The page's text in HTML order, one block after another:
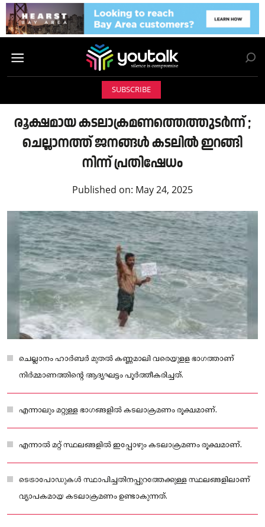
SUBSCRIBE
രൂക്ഷമായ കടലാക്രമണത്തെത്തുടർന്ന് ;
ചെല്ലാനത്ത് ജനങ്ങൾ കടലിൽ ഇറങ്ങി
നിന്ന് പ്രതിഷേധം
Published on: May 24, 2025
ചെല്ലാനം ഹാർബർ മുതൽ കണ്ണമാലി വരെയുളള ഭാഗത്താണ്
നിർമ്മാണത്തിന്റെ ആദ്യഘട്ടം പൂർത്തീകരിച്ചത്.
എന്നാലും മറ്റുള്ള ഭാഗങ്ങളിൽ കടലാക്രമണം രൂക്ഷമാണ്.
എന്നാൽ മറ്റ് സ്ഥലങ്ങളിൽ ഇപ്പോഴും കടലാക്രമണം രൂക്ഷമാണ്.
ടെട്രാപോഡുകൾ സ്ഥാപിച്ചതിനപ്പുറത്തേക്കുള്ള സ്ഥലങ്ങളിലാണ്
വ്യാപകമായ കടലാക്രമണം ഉണ്ടാകുന്നത്.